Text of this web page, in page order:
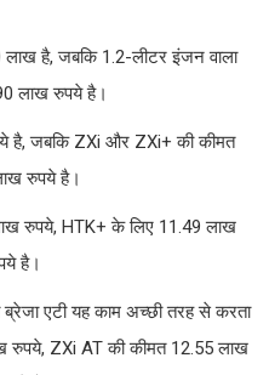
है, जबकि 1.2-लीटर इंजन वाला
लाख रुपये है।
है, जबकि ZXi और ZXi+ की कीमत
रुपये है।
रुपये, HTK+ के लिए 11.49 लाख
है।
एटी यह काम अच्छी तरह से करता
ZXi AT की कीमत 12.55 लाख